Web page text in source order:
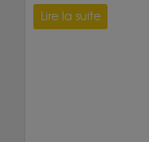
Lire la suite